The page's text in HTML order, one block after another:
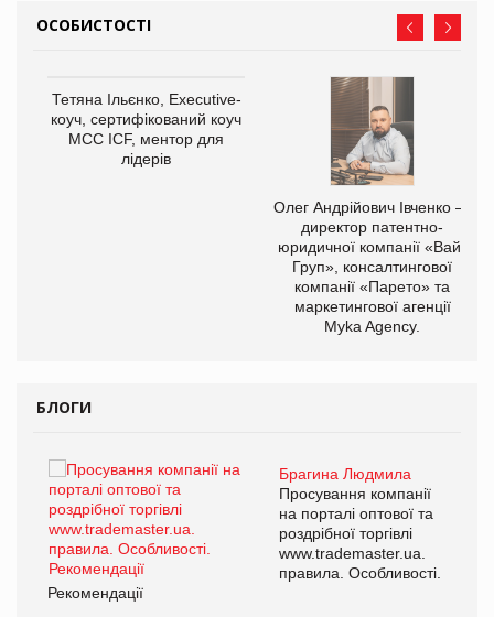
ОСОБИСТОСТІ
Тетяна Ільєнко, Executive-
коуч, сертифікований коуч
МСС ICF, ментор для
лідерів
Олег Андрійович Івченко —
директор патентно-
юридичної компанії «Вайз
Груп», консалтингової
компанії «Парето» та
маркетингової агенції
Myka Agency.
БЛОГИ
Брагина Людмила
Просування компанії
на порталі оптової та
роздрібної торгівлі
www.trademaster.ua.
правила. Особливості.
Рекомендації